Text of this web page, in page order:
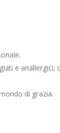
e anallergici;
di grazia.